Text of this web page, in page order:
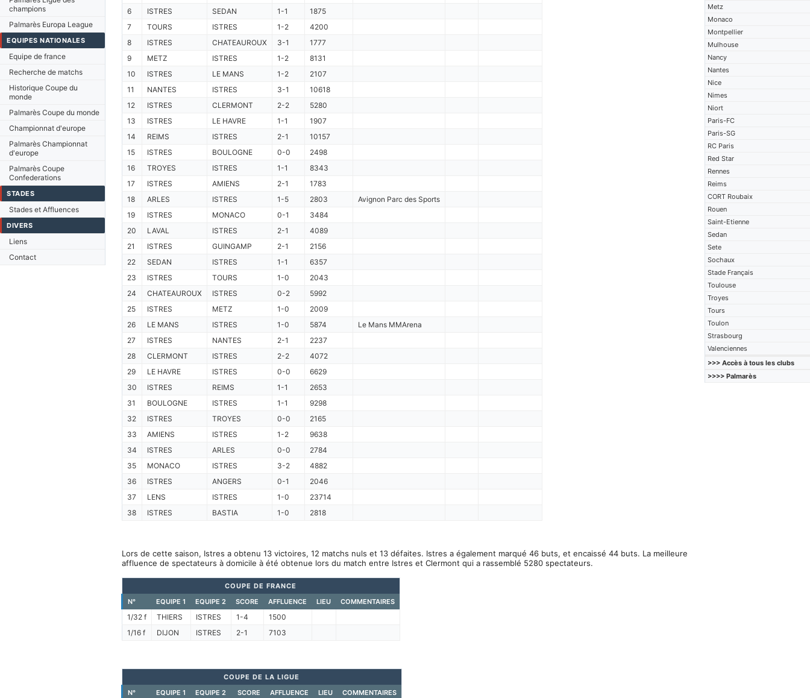
champions
Palmarès Europa League
EQUIPES NATIONALES
Equipe de france
Recherche de matchs
Historique Coupe du
monde
Palmarès Coupe du monde
Championnat d'europe
Palmarès Championnat
d'europe
Palmarès Coupe
Confederations
STADES
Stades et Affluences
DIVERS
Liens
Contact
Metz
Monaco
Montpellier
Mulhouse
Nancy
Nantes
Nice
Nimes
Niort
Paris-FC
Paris-SG
RC Paris
Red Star
Rennes
Reims
CORT Roubaix
Rouen
Saint-Etienne
Sedan
Sete
Sochaux
Stade Français
Toulouse
Troyes
Tours
Toulon
Strasbourg
Valenciennes
>>> Accès à tous les clubs
>>>> Palmarès
6
ISTRES SEDAN 1-1
1875
7
TOURS ISTRES 1-2
4200
8
ISTRES CHATEAUROUX 3-1
1777
9
METZ ISTRES 1-2
8131
10
ISTRES LE MANS 1-2
2107
11
NANTES ISTRES 3-1
10618
12
ISTRES CLERMONT 2-2
5280
13
ISTRES LE HAVRE 1-1
1907
14
REIMS ISTRES 2-1
10157
15
ISTRES BOULOGNE 0-0
2498
16
TROYES ISTRES 1-1
8343
17
ISTRES AMIENS 2-1
1783
18
ARLES ISTRES 1-5 2803
Avignon Parc des Sports
19
ISTRES MONACO 0-1
3484
20
LAVAL ISTRES 2-1
4089
21
ISTRES GUINGAMP 2-1
2156
22
SEDAN ISTRES 1-1
6357
23
ISTRES TOURS 1-0
2043
24
CHATEAUROUX ISTRES 0-2
5992
25
ISTRES METZ 1-0
2009
26
LE MANS ISTRES 1-0 5874
Le Mans MMArena
27
ISTRES NANTES 2-1
2237
28
CLERMONT ISTRES 2-2
4072
29
LE HAVRE ISTRES 0-0
6629
30
ISTRES REIMS 1-1
2653
31
BOULOGNE ISTRES 1-1
9298
32
ISTRES TROYES 0-0
2165
33
AMIENS ISTRES 1-2
9638
34
ISTRES ARLES 0-0
2784
35
MONACO ISTRES 3-2
4882
36
ISTRES ANGERS 0-1
2046
37
LENS ISTRES 1-0
23714
38
ISTRES BASTIA 1-0 2818
Lors de cette saison, Istres a obtenu 13 victoires, 12 matchs nuls et 13 défaites. Istres a également marqué 46 buts, et encaissé 44 buts. La meilleure
affluence de spectateurs à domicile à été obtenue lors du match entre Istres et Clermont qui a rassemblé 5280 spectateurs.
COUPE DE FRANCE
N°
EQUIPE 1 EQUIPE 2 SCORE AFFLUENCE LIEU COMMENTAIRES
1/32 f THIERS ISTRES 1-4
1500
1/16 f
DIJON ISTRES 2-1 7103
COUPE DE LA LIGUE
N°
EQUIPE 1 EQUIPE 2 SCORE AFFLUENCE LIEU COMMENTAIRES